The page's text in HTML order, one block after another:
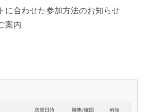
に合わせた参加方法のお知らせ
案内